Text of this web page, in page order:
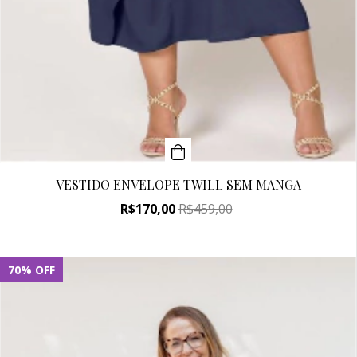
VESTIDO ENVELOPE TWILL SEM MANGA
R$170,00R$459,00
70% OFF